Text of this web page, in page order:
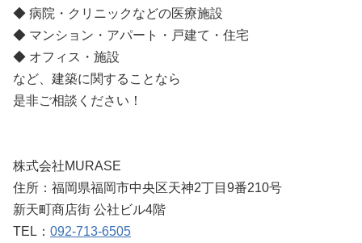
◆ 病院・クリニックなどの医療施設
◆ マンション・アパート・戸建て・住宅
◆ オフィス・施設
など、建築に関することなら
是非ご相談ください！
株式会社MURASE
住所：福岡県福岡市中央区天神2丁目9番210号
新天町商店街 公社ビル4階
TEL： 092-713-6505